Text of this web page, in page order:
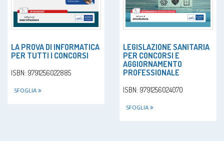
LA PROVA DI INFORMATICA
PER TUTTI I CONCORSI
ISBN: 9791256022885
SFOGLIA
LEGISLAZIONE SANITARIA
PER CONCORSI E
AGGIORNAMENTO
PROFESSIONALE
ISBN: 9791256024070
SFOGLIA